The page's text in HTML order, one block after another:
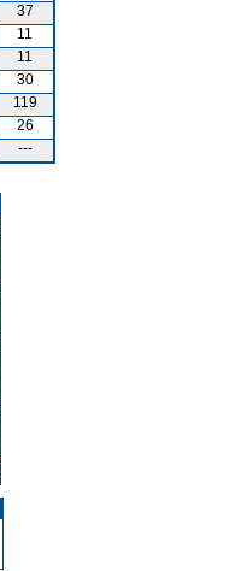
37
11
11
30
119
26
---